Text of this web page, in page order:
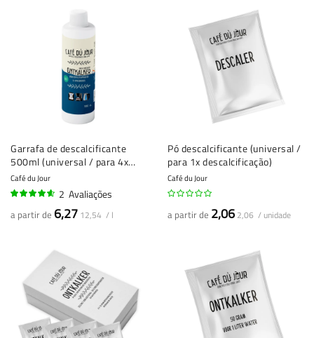
Garrafa de descalcificante
500ml (universal / para 4x
descalcificação)
Café du Jour
2 Avaliações
a partir de 6,27 12,54 / l
Pó descalcificante (universal /
para 1x descalcificação)
Café du Jour
a partir de 2,06 2,06 / unidade